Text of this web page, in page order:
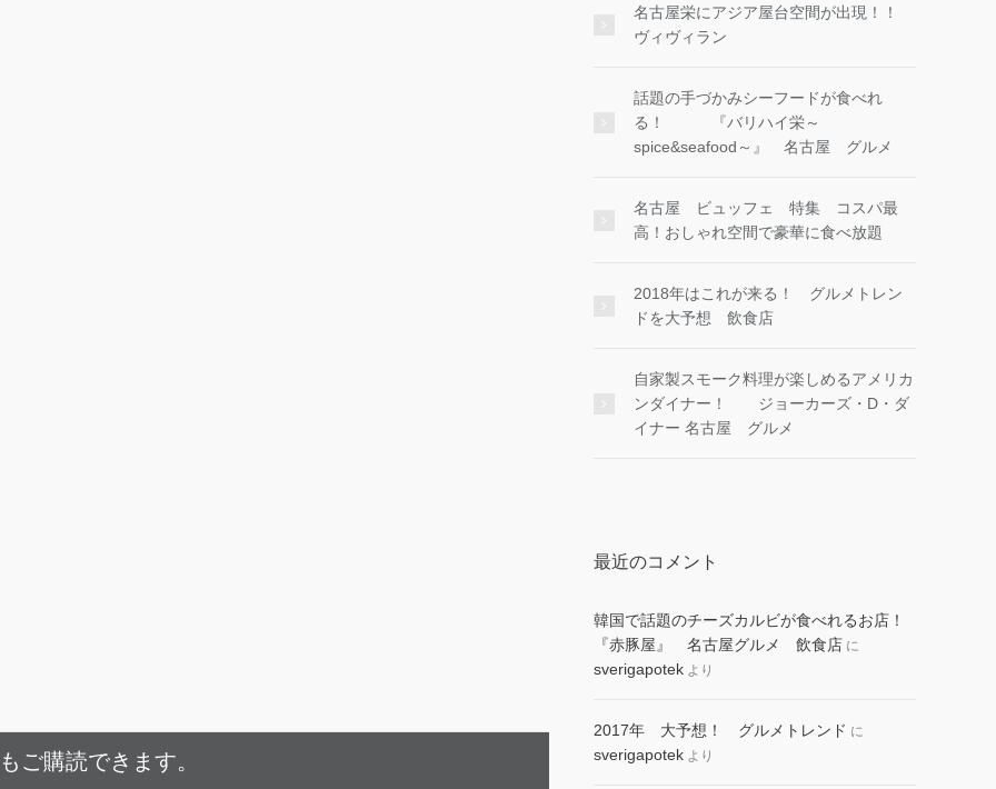
ご購読できます。
名古屋栄にアジア屋台空間が出現！！
ヴィヴィラン
話題の手づかみシーフードが食べれ
る！ 『バリハイ栄～
spice&seafood～』 名古屋 グルメ
名古屋 ビュッフェ 特集 コスパ最
高！おしゃれ空間で豪華に食べ放題
2018年はこれが来る！ グルメトレン
ドを大予想 飲食店
自家製スモーク料理が楽しめるアメリカ
ンダイナー！ ジョーカーズ・D・ダ
イナー 名古屋 グルメ
最近のコメント
韓国で話題のチーズカルビが食べれるお店！
『赤豚屋』 名古屋グルメ 飲食店 に
sverigapotek より
2017年 大予想！ グルメトレンド に
sverigapotek より